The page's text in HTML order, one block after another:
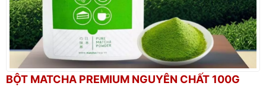
BỘT MATCHA PREMIUM NGUYÊN CHẤT 100G